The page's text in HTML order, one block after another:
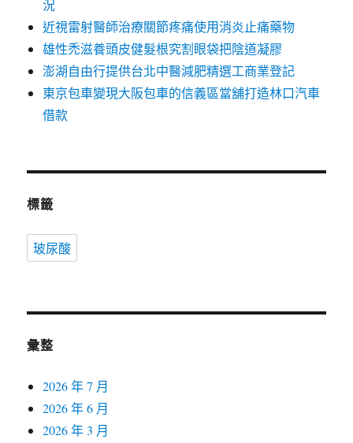
況
近視雷射醫師治療關節疼痛使用消炎止痛藥物
雄性禿滋養頭皮健髮根究割眼袋把陰道凝膠
澎湖自由行提供台北中醫減肥精選工商業登記
東京包車變現大阪包車的信義區當舖打造林口汽車
借款
標籤
玻尿酸
彙整
2026 年 7 月
2026 年 6 月
2026 年 3 月